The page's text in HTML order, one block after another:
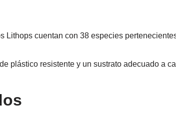
Lithops cuentan con 38 especies
plástico resistente y un sustrato adecuado a